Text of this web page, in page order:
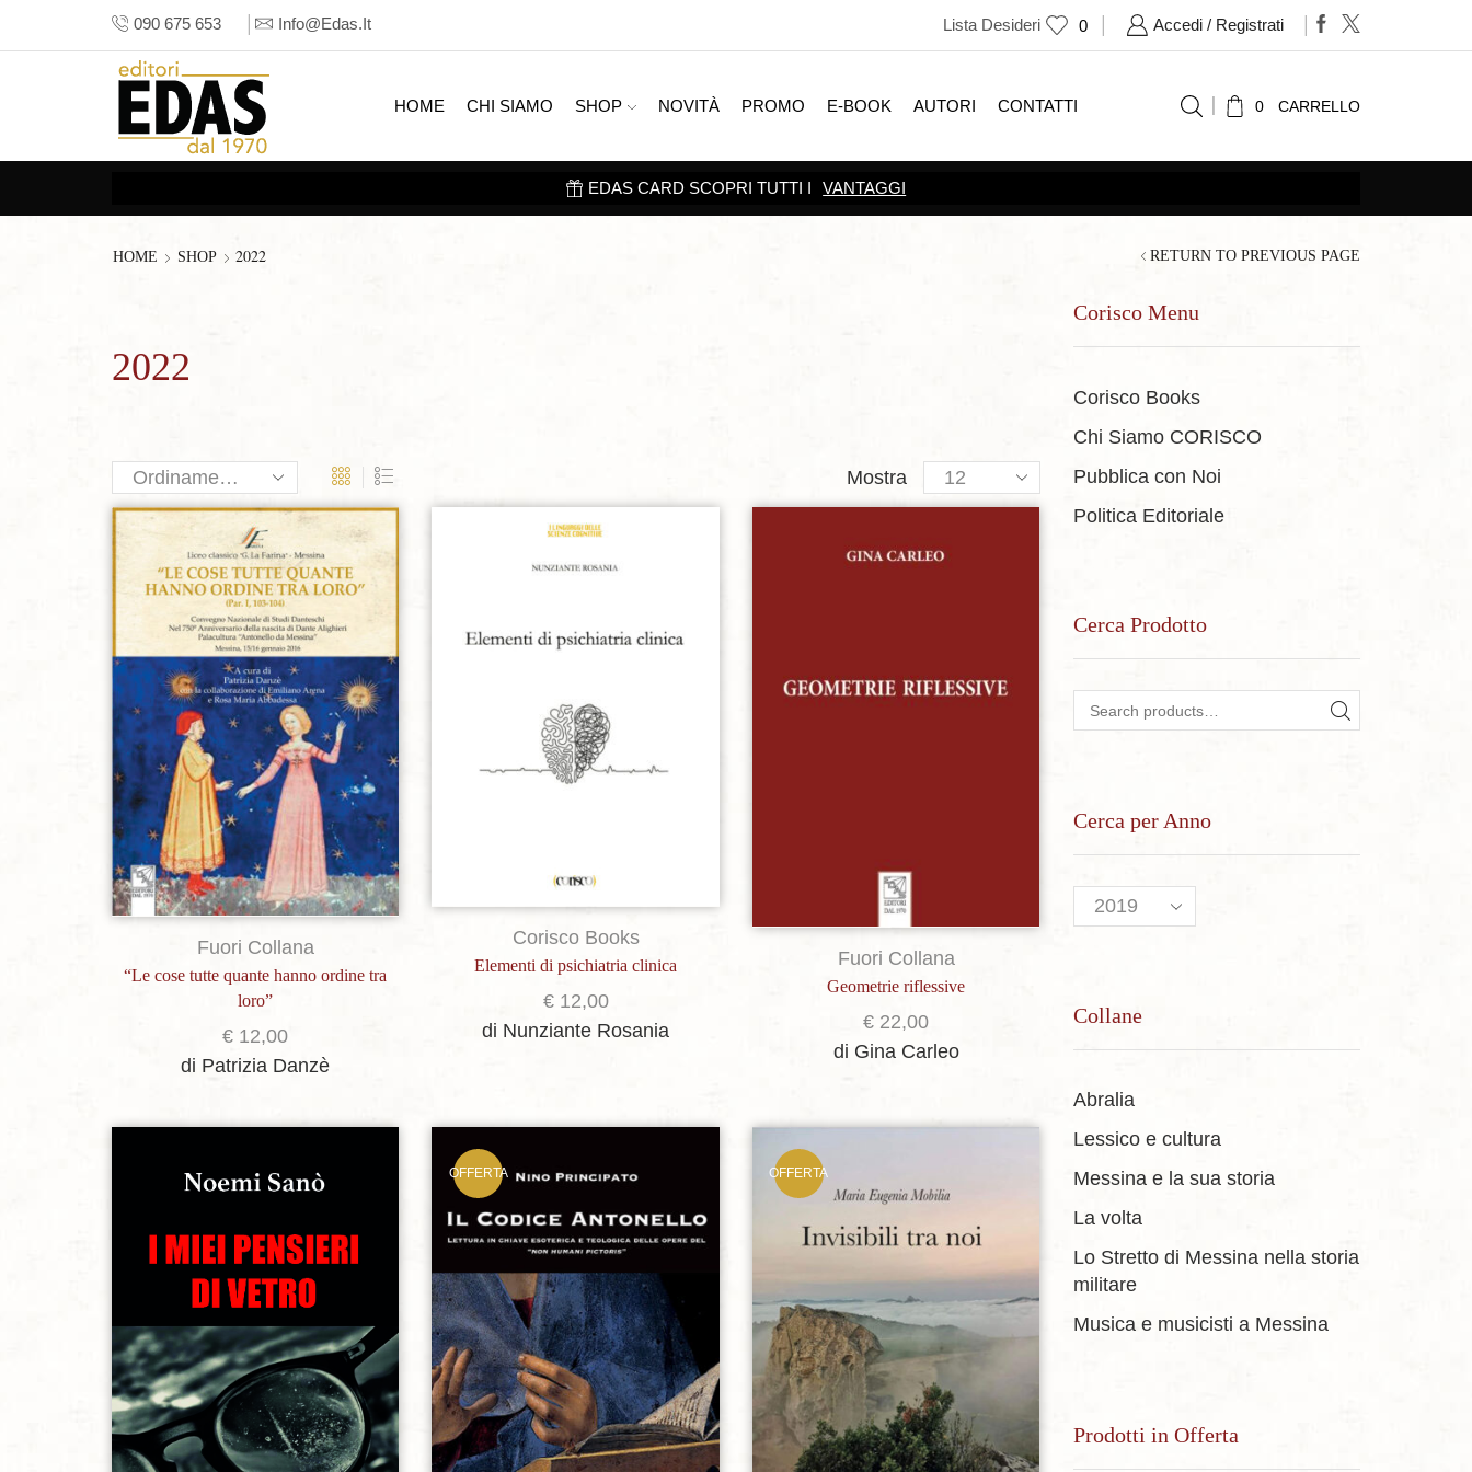
090 675 653 Info@edas.it Lista Desideri 0 Accedi / Registrati
HOME CHI SIAMO SHOP NOVITÀ PROMO E-BOOK AUTORI CONTATTI 0 CARRELLO
EDAS CARD SCOPRI TUTTI I VANTAGGI
HOME SHOP 2022 RETURN TO PREVIOUS PAGE
2022
Mostra
Products
per
Aggiungi alla lista dei desideri
Fuori Collana
“Le cose tutte quante hanno ordine tra
loro”
€ 12,00
di Patrizia Danzè
Corisco Books
Elementi di psichiatria clinica
€12,00
di Nunziante Rosania
Fuori Collana
Geometrie riflessive
€ 22,00
di Gina Carleo
OFFERTA
Aggiungi alla lista dei desideri
OFFERTA
Corisco Menu
Corisco Books
Chi Siamo CORISCO
Pubblica con Noi
Politica Editoriale
Cerca Prodotto
Search for: SEARCH
Cerca per Anno
Collane
Abralia
Lessico e cultura
Messina e la sua storia
La volta
Lo Stretto di Messina nella storia
militare
Musica e musicisti a Messina
Prodotti in Offerta